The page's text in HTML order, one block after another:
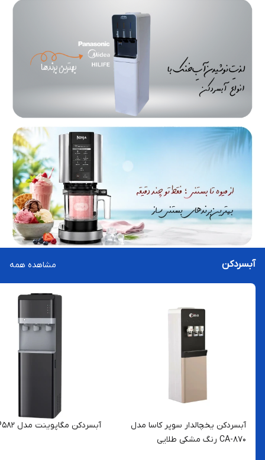
آبسردکن مشاهده همه
آبسردکن یخچالدار سوپر کاسا مدل
CA-870 رنگ مشکی طلایی
آبسردکن مگاپوینت مدل MP۵82